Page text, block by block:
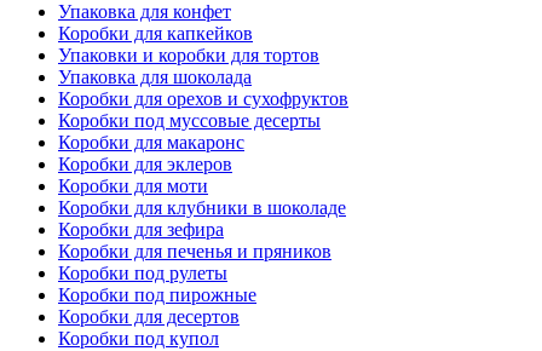
Упаковка для конфет
Коробки для капкейков
Упаковки и коробки для тортов
Упаковка для шоколада
Коробки для орехов и сухофруктов
Коробки под муссовые десерты
Коробки для макаронс
Коробки для эклеров
Коробки для моти
Коробки для клубники в шоколаде
Коробки для зефира
Коробки для печенья и пряников
Коробки под рулеты
Коробки под пирожные
Коробки для десертов
Коробки под купол